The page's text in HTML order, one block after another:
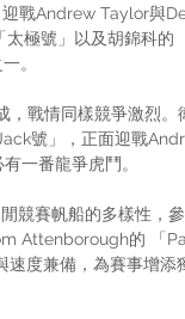
戰Andrew Taylor與
太極號」以及胡錦科的
。
，戰情同樣競爭激烈
號」，正面迎戰
一番龍爭虎鬥。
競賽帆船的多樣性，
Attenborough的 「
度兼備，為賽事增添